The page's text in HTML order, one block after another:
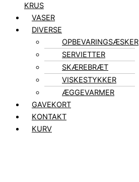
KRUS
VASER
DIVERSE
OPBEVARINGSÆSKER
SERVIETTER
SKÆREBRÆT
VISKESTYKKER
ÆGGEVARMER
GAVEKORT
KONTAKT
KURV